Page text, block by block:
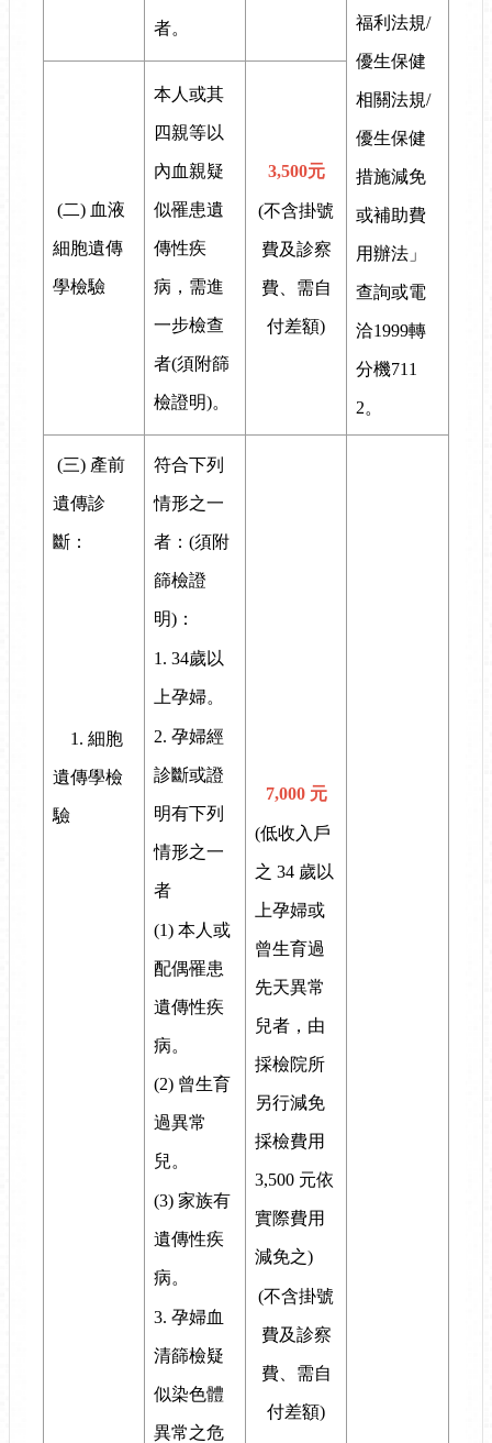
者。 福利法規/
優生保健
相關法規/
優生保健
措施減免
或補助費
用辦法」
查詢或電
洽1999轉
分機711
2。
(二) 血液
細胞遺傳
學檢驗
本人或其
四親等以
內血親疑
似罹患遺
傳性疾
病，需進
一步檢查
者(須附篩
檢證明)。
3,500元
(不含掛號
費及診察
費、需自
付差額)
(三) 產前
遺傳診
斷：
1. 細胞
遺傳學檢
驗
符合下列
情形之一
者：(須附
篩檢證
明)：
1. 34歲以
上孕婦。
2. 孕婦經
診斷或證
明有下列
情形之一
者
(1) 本人或
配偶罹患
遺傳性疾
病。
(2) 曾生育
過異常
兒。
(3) 家族有
遺傳性疾
病。
3. 孕婦血
清篩檢疑
似染色體
異常之危
7,000 元
(低收入戶
之 34 歲以
上孕婦或
曾生育過
先天異常
兒者，由
採檢院所
另行減免
採檢費用
3,500 元依
實際費用
減免之)
(不含掛號
費及診察
費、需自
付差額)